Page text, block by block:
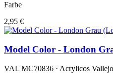
Farbe
2,95 €
Model Color - London
VAL MC70836 · Acrylicos Vallejo